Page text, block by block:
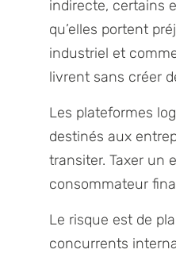
indirecte, certains
qu’elles portent
industriel et
livrent sans créer
Les plateformes
destinés aux
transiter. Taxer un
consommateur
Le risque est de
concurrents